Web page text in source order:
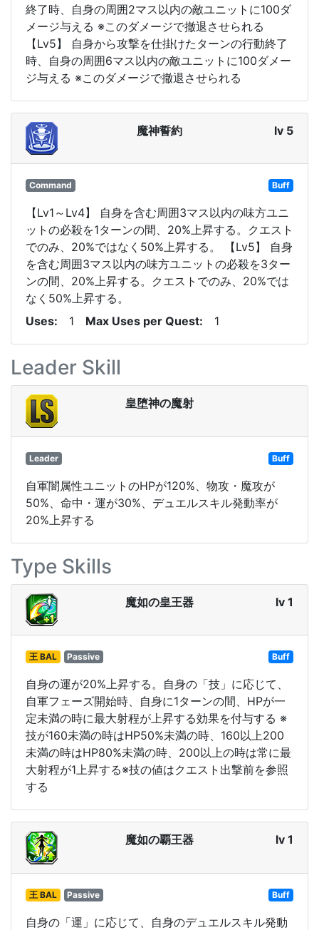
終了時、自身の周囲2マス以内の敵ユニットに100ダ
メージ与える ※このダメージで撤退させられる
【Lv5】 自身から攻撃を仕掛けたターンの行動終了
時、自身の周囲6マス以内の敵ユニットに100ダメー
ジ与える ※このダメージで撤退させられる
魔神誓約 lv 5
Command Buff
【Lv1～Lv4】 自身を含む周囲3マス以内の味方ユニ
ットの必殺を1ターンの間、20%上昇する。クエスト
でのみ、20%ではなく50%上昇する。 【Lv5】 自身
を含む周囲3マス以内の味方ユニットの必殺を3ター
ンの間、20%上昇する。クエストでのみ、20%では
なく50%上昇する。
Uses
1 Max Uses per Quest 1
Leader Skill
皇堕神の魔射
Leader Buff
自軍闇属性ユニットのHPが120%、物攻・魔攻が
50%、命中・運が30%、デュエルスキル発動率が
20%上昇する
Type Skills
魔如の皇王器 lv 1
王 BAL Passive Buff
自身の運が20%上昇する。自身の「技」に応じて、
自軍フェーズ開始時、自身に1ターンの間、HPが一
定未満の時に最大射程が上昇する効果を付与する ※
技が160未満の時はHP50%未満の時、160以上200
未満の時はHP80%未満の時、200以上の時は常に最
大射程が1上昇する※技の値はクエスト出撃前を参照
する
魔如の覇王器 lv 1
王 BAL Passive Buff
自身の「運」に応じて、自身のデュエルスキル発動